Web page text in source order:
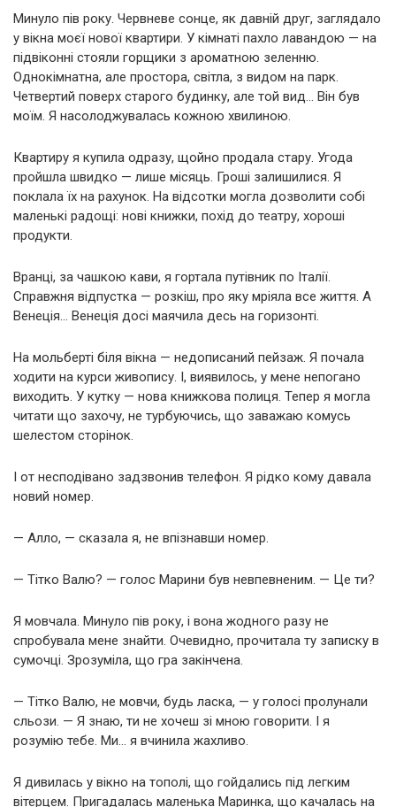
Минуло пів року. Червневе сонце, як давній друг, заглядало
у вікна моєї нової квартири. У кімнаті пахло лавандою — на
підвіконні стояли горщики з ароматною зеленню.
Однокімнатна, але простора, світла, з видом на парк.
Четвертий поверх старого будинку, але той вид… Він був
моїм. Я насолоджувалась кожною хвилиною.
Квартиру я купила одразу, щойно продала стару. Угода
пройшла швидко — лише місяць. Гроші залишилися. Я
поклала їх на рахунок. На відсотки могла дозволити собі
маленькі радощі: нові книжки, похід до театру, хороші
продукти.
Вранці, за чашкою кави, я гортала путівник по Італії.
Справжня відпустка — розкіш, про яку мріяла все життя. А
Венеція… Венеція досі маячила десь на горизонті.
На мольберті біля вікна — недописаний пейзаж. Я почала
ходити на курси живопису. І, виявилось, у мене непогано
виходить. У кутку — нова книжкова полиця. Тепер я могла
читати що захочу, не турбуючись, що заважаю комусь
шелестом сторінок.
І от несподівано задзвонив телефон. Я рідко кому давала
новий номер.
— Алло, — сказала я, не впізнавши номер.
— Тітко Валю? — голос Марини був невпевненим. — Це ти?
Я мовчала. Минуло пів року, і вона жодного разу не
спробувала мене знайти. Очевидно, прочитала ту записку в
сумочці. Зрозуміла, що гра закінчена.
— Тітко Валю, не мовчи, будь ласка, — у голосі пролунали
сльози. — Я знаю, ти не хочеш зі мною говорити. І я
розумію тебе. Ми… я вчинила жахливо.
Я дивилась у вікно на тополі, що гойдались під легким
вітерцем. Пригадалась маленька Маринка, що качалась на